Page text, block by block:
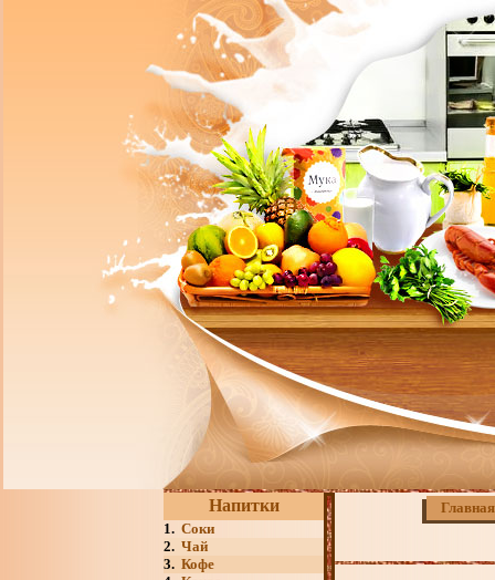
Напитки
1. Соки
2. Чай
3. Кофе
Главная